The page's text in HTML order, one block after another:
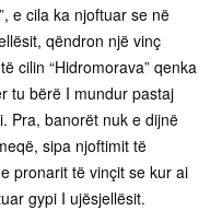
e cila ka njoftuar se në
qëndron një vinç
cilin “Hidromorava” qenka
tu bërë I mundur pastaj
Pra, banorët nuk e dijnë
sipa njoftimit të
pronarit të vinçit se kur ai
gypi I ujësjellësit.